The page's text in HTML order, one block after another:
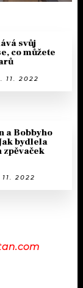
svůj
co můžete
11. 2022
a Bobbyho
bydlela
zpěvaček
2022